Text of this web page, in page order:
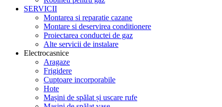
SERVICII
Montarea si reparatie cazane
Montare si deservirea conditionere
Proiectarea conductei de gaz
Alte servicii de instalare
Electrocasnice
Aragaze
Frigidere
Cuptoare incorporabile
Hote
Mașini de spălat și uscare rufe